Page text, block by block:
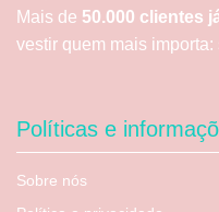
Mais de 50.000 clientes
vestir quem mais
Políticas e
Sobre nós